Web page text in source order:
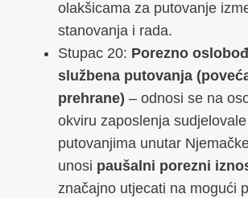
olakšicama za putovanje
stanovanja i rada.
Stupac 20: Porezno
službena putovanja
prehrane) – odnosi se na
okviru zaposlenja
putovanjima unutar
unosi paušalni porezni
značajno utjecati na mogući